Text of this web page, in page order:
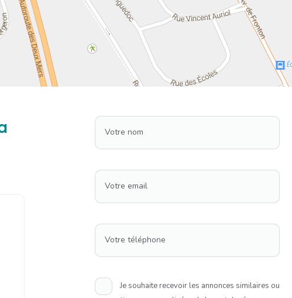
Votre nom
Votre email
Votre téléphone
Je souhaite recevoir les annonces similaires ou